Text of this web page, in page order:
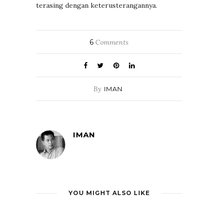
terasing dengan keterusterangannya.
6 Comments
By IMAN
IMAN
YOU MIGHT ALSO LIKE